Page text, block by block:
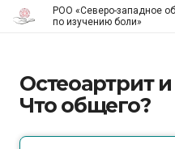
РОО «Северо-западное
по изучению боли»
Остеоартрит
Что общего?